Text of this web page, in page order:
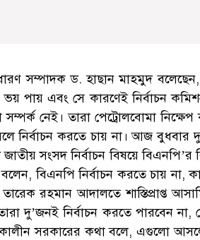
সম্পাদক ড. হাছান মাহমুদ
পায় এবং সে কারণেই নির্বাচন
নেই। তারা পেট্রোলবোমা
নির্বাচন করতে চায় না। আজ বুধবার
সংসদ নির্বাচন বিষয়ে বিএনপি’র
বিএনপি নির্বাচন করতে চায় না,
রহমান আদালতে শাস্তিপ্রাপ্ত
দু’জনই নির্বাচন করতে পারবেন
সরকারের কথা বলে, এগুলো